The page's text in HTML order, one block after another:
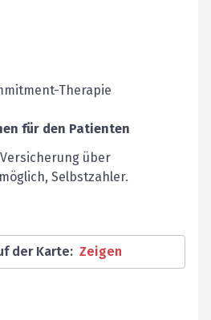
Therapie
für den Patienten
über
Selbstzahler.
der Karte: Zeigen